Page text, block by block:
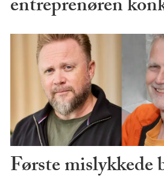
entreprenøren
Første mislykkede